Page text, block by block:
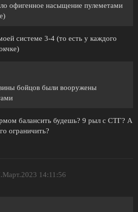
офигенное насыщение пулеметами
системе 3-4 (то есть у каждого
бойцов были вооружены
балансить будешь? 9 рыл с СТГ? А
ограничить?
14:11:56